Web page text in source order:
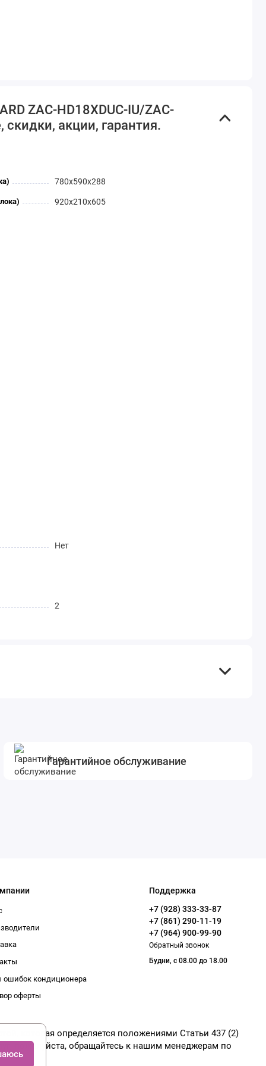
которые оснащены
IU / ZAC-HD18XC-OU
ZAC-HD18XDUC-IU/ZAC-
акции, гарантия.
780x590x288
920x210x605
Нет
2
Гарантийное обслуживание
ошибок кондиционера
оферты
Поддержка
+7 (928) 333-33-87
+7 (861) 290-11-19
+7 (964) 900-99-90
Обратный звонок
Будни, с 08.00 до 18.00
которая определяется положениями Статьи 437 (2)
пожалуйста, обращайтесь к нашим менеджерам по